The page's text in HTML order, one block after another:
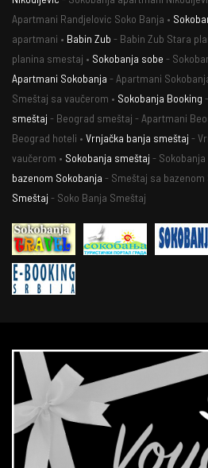
Apartmani Randjelovic Soko Banja •
apartmani • Babin Zub - Babin Zub Stara
planina smestaj • Sokobanja sobe -
Apartmani Sokobanja - Apartmani
Smeštaj sa vaučerom • Sokobanja Booking
smeštaj - Beograd smeštaj - Apartmani
Beograd hoteli • Vrnjačka banja smeštaj -
vaučerom • Sokobanja smeštaj - Sokobanja
bazenom Sokobanja - Smeštaj sa bazenom
Smeštaj - Soko Banja Smeštaj